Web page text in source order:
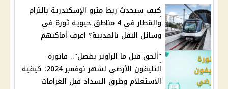
كيف سيحدث ربط مترو الإسكندرية بالترام
والقطار في 4 مناطق حيوية ثورة في
وسائل النقل بالمدينة؟ اعرف أماكنهم
"ألحق قبل ما الراوتر يفصل".. فاتورة
التليفون الأرضي لشهر نوفمبر 2024: كيفية
الاستعلام وطرق السداد قبل الغرامات